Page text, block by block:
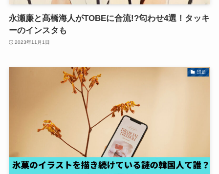
永瀬廉と髙橋海人がTOBEに合流!?匂わせ4選！タッキ
ーのインスタも
2023年11月1日
話題